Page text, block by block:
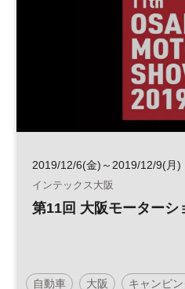
2019/12/6(金)～2019/12/9(月)
インテックス大阪
第11回 大阪モーターシ
自動車 大阪 キャンピ